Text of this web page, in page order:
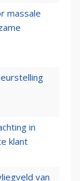
massale
in
klant
van